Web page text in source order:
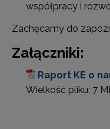
współpracy i
Zachęcamy do
Załączniki:
Raport KE o
Wielkość pliku: 7